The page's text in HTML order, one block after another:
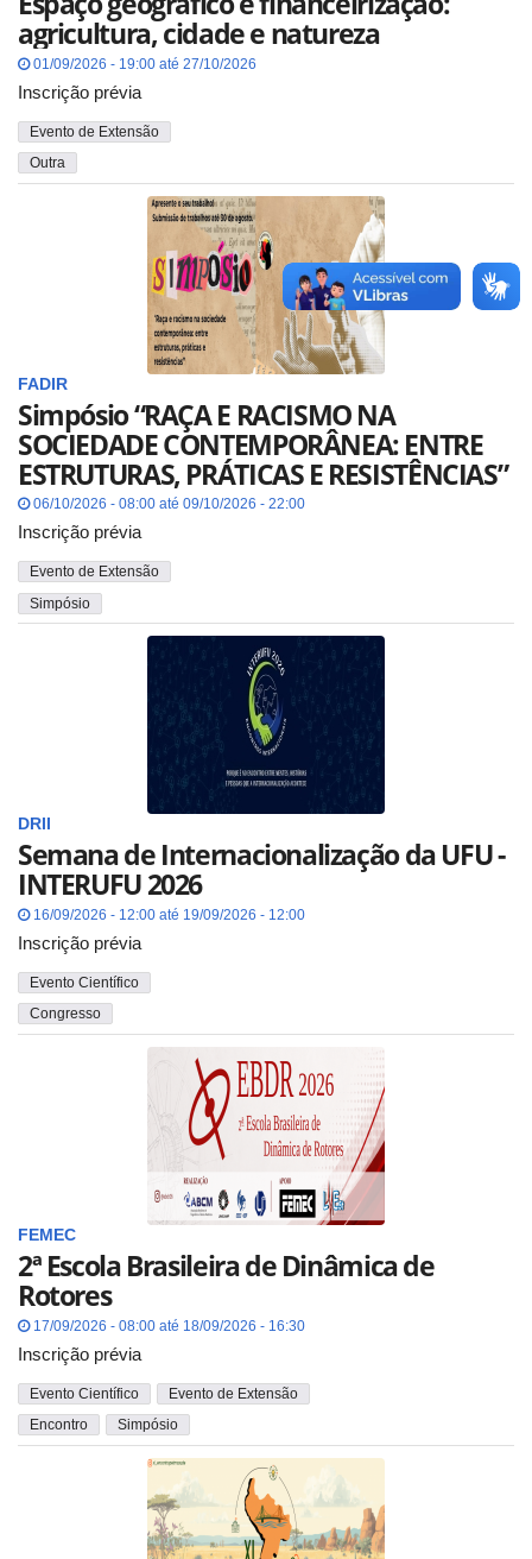
agricultura, cidade e natureza
01/09/2026 - 19:00 até 27/10/2026
Inscrição prévia
Evento de Extensão
Outra
FADIR
Simpósio “RAÇA E RACISMO NA
SOCIEDADE CONTEMPORÂNEA: ENTRE
ESTRUTURAS, PRÁTICAS E RESISTÊNCIAS”
06/10/2026 - 08:00 até 09/10/2026 - 22:00
Inscrição prévia
Evento de Extensão
Simpósio
DRII
Semana de Internacionalização da UFU -
INTERUFU 2026
16/09/2026 - 12:00 até 19/09/2026 - 12:00
Inscrição prévia
Evento Científico
Congresso
FEMEC
2ª Escola Brasileira de Dinâmica de
Rotores
17/09/2026 - 08:00 até 18/09/2026 - 16:30
Inscrição prévia
Evento Científico
Evento de Extensão
Encontro
Simpósio